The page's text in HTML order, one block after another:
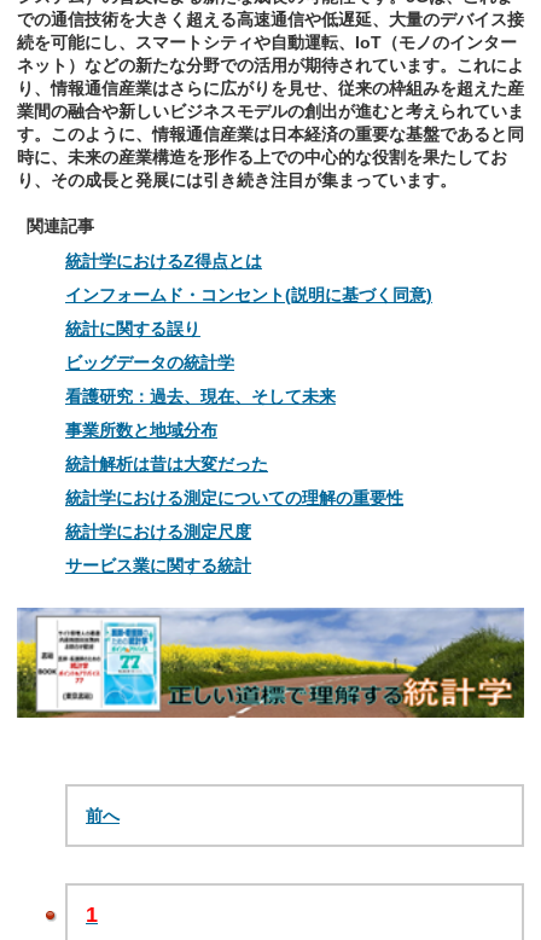
での通信技術を大きく超える高速通信や低遅延、大量のデバイス接
続を可能にし、スマートシティや自動運転、IoT（モノのインター
ネット）などの新たな分野での活用が期待されています。これによ
り、情報通信産業はさらに広がりを見せ、従来の枠組みを超えた産
業間の融合や新しいビジネスモデルの創出が進むと考えられていま
す。このように、情報通信産業は日本経済の重要な基盤であると同
時に、未来の産業構造を形作る上での中心的な役割を果たしてお
り、その成長と発展には引き続き注目が集まっています。
関連記事
統計学におけるZ得点とは
インフォームド・コンセント(説明に基づく同意)
統計に関する誤り
ビッグデータの統計学
看護研究：過去、現在、そして未来
事業所数と地域分布
統計解析は昔は大変だった
統計学における測定についての理解の重要性
統計学における測定尺度
サービス業に関する統計
前へ
1